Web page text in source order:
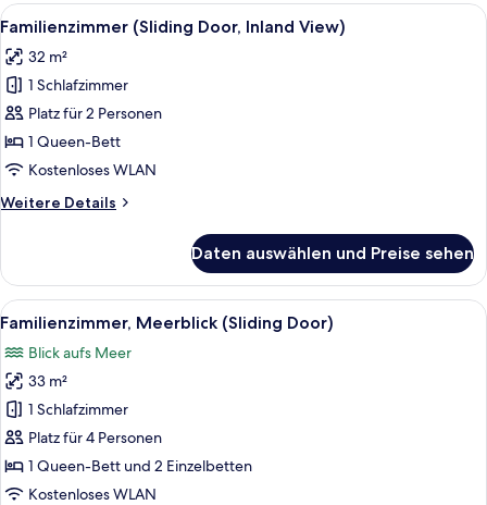
Alle
Fotos
für
Familienzimmer
(Sliding
Door,
Inland
anzeigen
Zimmersafe, Schreibtisch,
4
Familienzimmer (Sliding Door, Inland View)
32 m²
1 Schlafzimmer
Platz für 2 Personen
1 Queen-Bett
Kostenloses WLAN
Weitere Details
Weitere
(Sliding
Door,
Inland
Daten auswählen und Preise sehen
Alle
Fotos
für
Familienzimmer,
Meerblick
(Sliding
Door)
anzeigen
Familienzimmer, Meerblick (Sliding
6
Familienzimmer, Meerblick (Sliding Door)
Blick aufs Meer
33 m²
1 Schlafzimmer
Platz für 4 Personen
1 Queen-Bett und 2 Einzelbetten
Kostenloses WLAN